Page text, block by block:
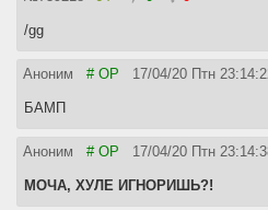
/gg
Аноним # OP 17/04/20 Птн
БАМП
Аноним # OP 17/04/20 Птн
МОЧА, ХУЛЕ ИГНОРИШЬ?!